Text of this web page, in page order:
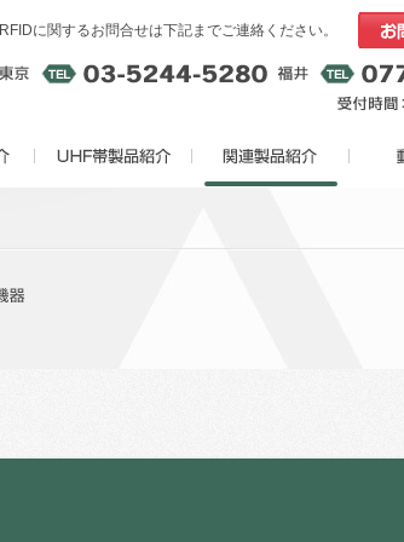
RFIDに関するお問合せは下記までご連絡ください。